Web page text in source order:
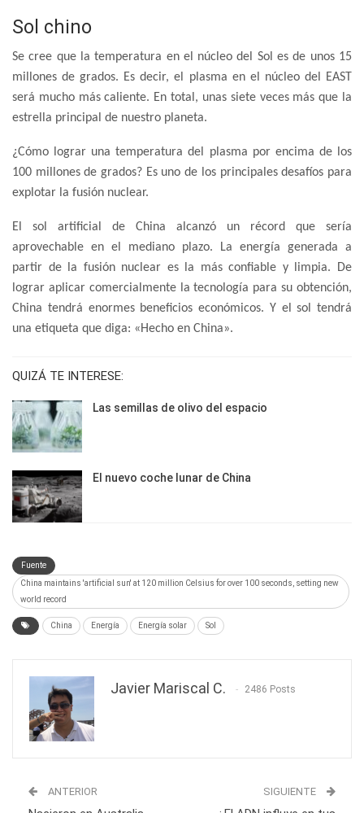
Sol chino
Se cree que la temperatura en el núcleo del Sol es de unos 15
millones de grados. Es decir, el plasma en el núcleo del EAST
será mucho más caliente. En total, unas siete veces más que la
estrella principal de nuestro planeta.
¿Cómo lograr una temperatura del plasma por encima de los
100 millones de grados? Es uno de los principales desafíos para
explotar la fusión nuclear.
El sol artificial de China alcanzó un récord que sería
aprovechable en el mediano plazo. La energía generada a
partir de la fusión nuclear es la más confiable y limpia. De
lograr aplicar comercialmente la tecnología para su obtención,
China tendrá enormes beneficios económicos. Y el sol tendrá
una etiqueta que diga: «Hecho en China».
QUIZÁ TE INTERESE:
Las semillas de olivo del espacio
El nuevo coche lunar de China
Fuente
China maintains 'artificial sun' at 120 million Celsius for over 100 seconds, setting new
world record
China Energía Energía solar Sol
Javier Mariscal C. 2486 Posts
ANTERIOR SIGUIENTE